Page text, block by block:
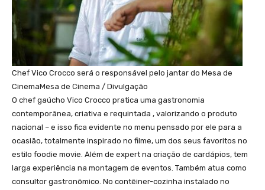
Chef Vico Crocco será o responsável pelo jantar do Mesa de
CinemaMesa de Cinema / Divulgação
O chef gaúcho Vico Crocco pratica uma gastronomia
contemporânea, criativa e requintada , valorizando o produto
nacional – e isso fica evidente no menu pensado por ele para a
ocasião, totalmente inspirado no filme, um dos seus favoritos no
estilo foodie movie. Além de expert na criação de cardápios, tem
larga experiência na montagem de eventos. Também atua como
consultor gastronômico. No contêiner-cozinha instalado no